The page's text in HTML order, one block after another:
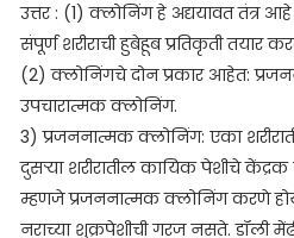
उत्तर : (1) क्लोनिंग हे अद्ययावत तंत्र
संपूर्ण शरीराची हुबेहूब प्रतिकृती तयार
(2) क्लोनिंगचे दोन प्रकार आहेत:
उपचारात्मक क्लोनिंग.
3) प्रजननात्मक क्लोनिंग: एका
दुसऱ्या शरीरातील कायिक पेशीचे
म्हणजे प्रजननात्मक क्लोनिंग करणे
नराच्या शुक्रपेशीची गरज नसते. डॉली